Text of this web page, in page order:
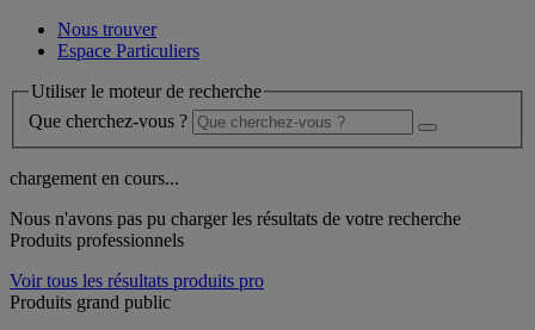
Nous trouver
Espace Particuliers
Utiliser le moteur de recherche
Que cherchez-vous ?
chargement en cours...
Nous n'avons pas pu charger les résultats de votre recherche
Produits professionnels
Voir tous les résultats produits pro
Produits grand public